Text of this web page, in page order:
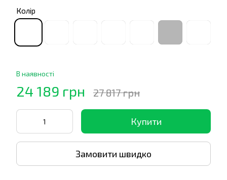
Колір
В наявності
24 189 грн 27 817 грн
Купити
Замовити швидко